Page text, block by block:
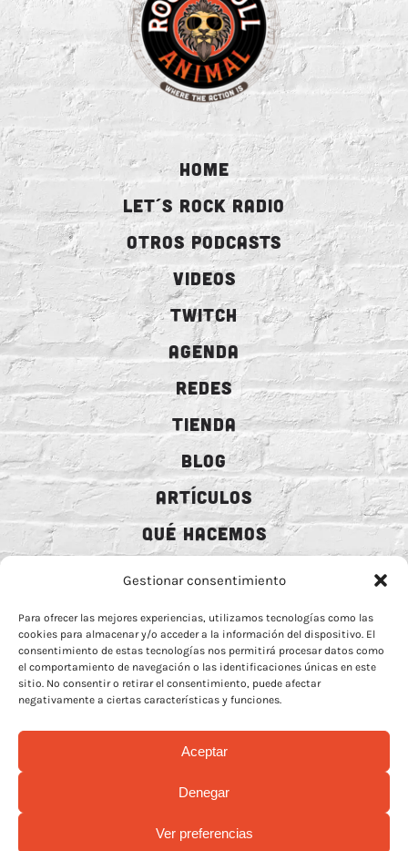
Gestionar consentimiento
Para ofrecer las mejores experiencias, utilizamos tecnologías como las
cookies para almacenar y/o acceder a la información del dispositivo. El
consentimiento de estas tecnologías nos permitirá procesar datos como
el comportamiento de navegación o las identificaciones únicas en este
sitio. No consentir o retirar el consentimiento, puede afectar
negativamente a ciertas características y funciones.
Aceptar
Denegar
Ver preferencias
HOME
LET´S ROCK RADIO
OTROS PODCASTS
VIDEOS
TWITCH
AGENDA
REDES
TIENDA
BLOG
ARTÍCULOS
QUÉ HACEMOS
MECENAZGO
CONTACTO
BIO
POLÍTICA DE COOCKIES–
POLÍTICA DE PRIVACIDAD REDES
© Copyright 2026 | Rock Animal Radio | All Rights Reserved |